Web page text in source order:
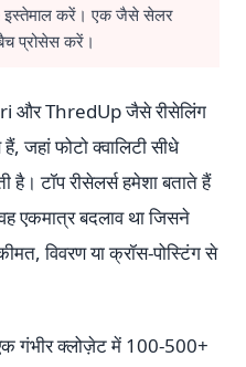
इस्तेमाल करें। एक जैसे सेलर
प्रोसेस करें।
और ThredUp जैसे रीसेलिंग
जहां फोटो क्वालिटी सीधे
टॉप रीसेलर्स हमेशा बताते हैं
एकमात्र बदलाव था जिसने
विवरण या क्रॉस-पोस्टिंग से
गंभीर क्लोज़ेट में 100-500+